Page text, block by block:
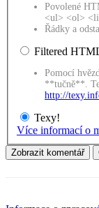
Povolené
<ul> <ol>
Řádky a
Filtered
Pomocí
**tučně**.
http://
Texy!
Více informací o